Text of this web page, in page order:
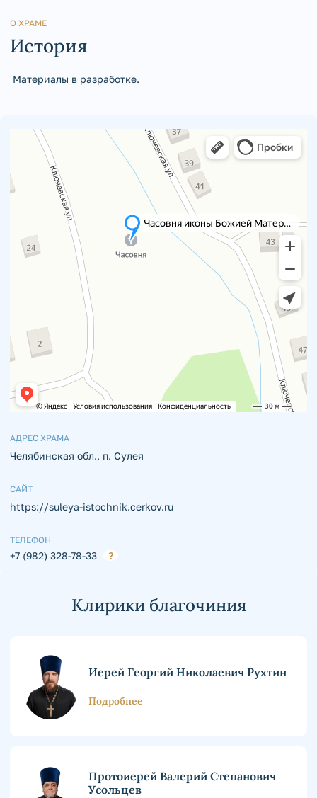
О ХРАМЕ
История
Материалы в разработке.
АДРЕС ХРАМА
Челябинская обл., п. Сулея
САЙТ
https://suleya-istochnik.cerkov.ru
ТЕЛЕФОН
+7 (982) 328-78-33 ?
Клирики благочиния
Иерей Георгий Николаевич Рухтин
Подробнее
Протоиерей Валерий Степанович
Усольцев